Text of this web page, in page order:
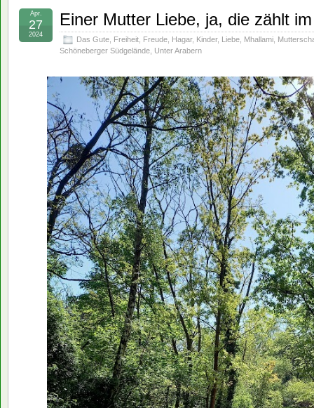
Einer Mutter Liebe, ja, die zählt
Das Gute Freiheit Freude Hagar, Kinder, Liebe Mhallami
Schöneberger Südgelände Unter Arabern
Apr.
27
2024